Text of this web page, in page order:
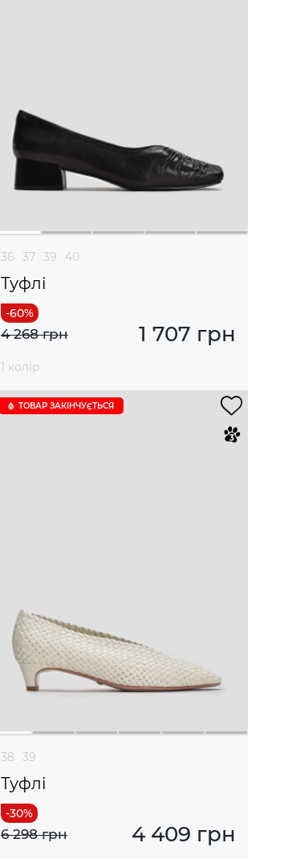
36 37 39 40
Туфлі
1 707 грн
4 268 грн
1 колір
ТОВАР ЗАКІНЧУЄTЬСЯ
38 39
Туфлі
4 409 грн
6 298 грн